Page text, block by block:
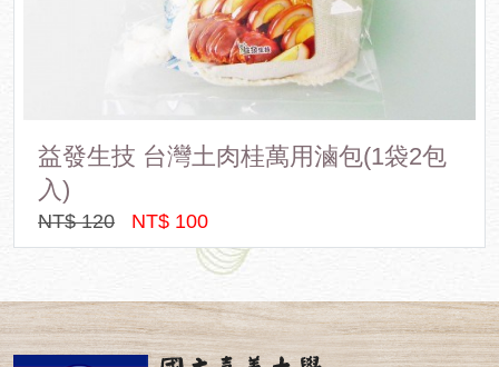
小夫妻雞肉飯風味乾拌麵1袋(4份/葷)
NT$ 260 NT$ 250